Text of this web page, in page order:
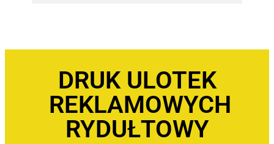
DRUK ULOTEK
REKLAMOWYCH
RYDUŁTOWY